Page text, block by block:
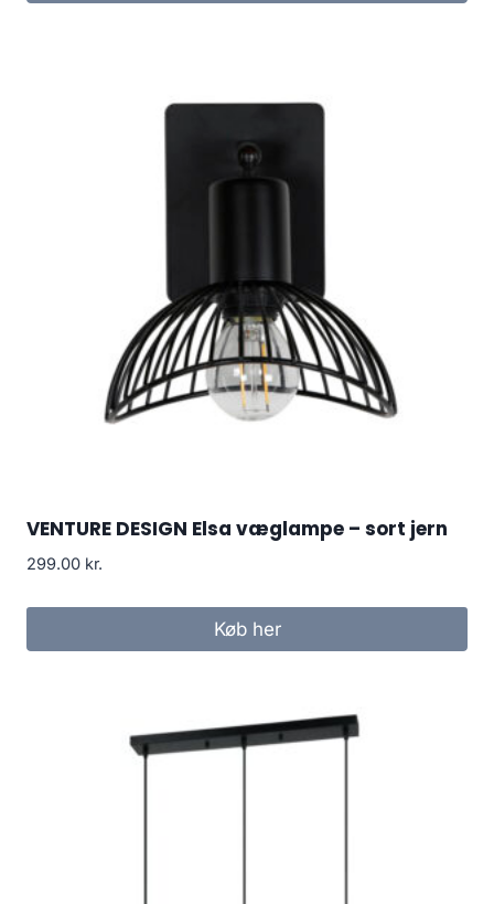
VENTURE DESIGN Elsa væglampe – sort jern
299.00 kr.
Køb her